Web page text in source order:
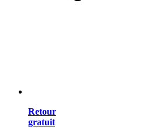
Retour
gratuit